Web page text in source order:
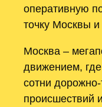
оперативную
точку Москвы
Москва –
движением,
сотни
происшествий